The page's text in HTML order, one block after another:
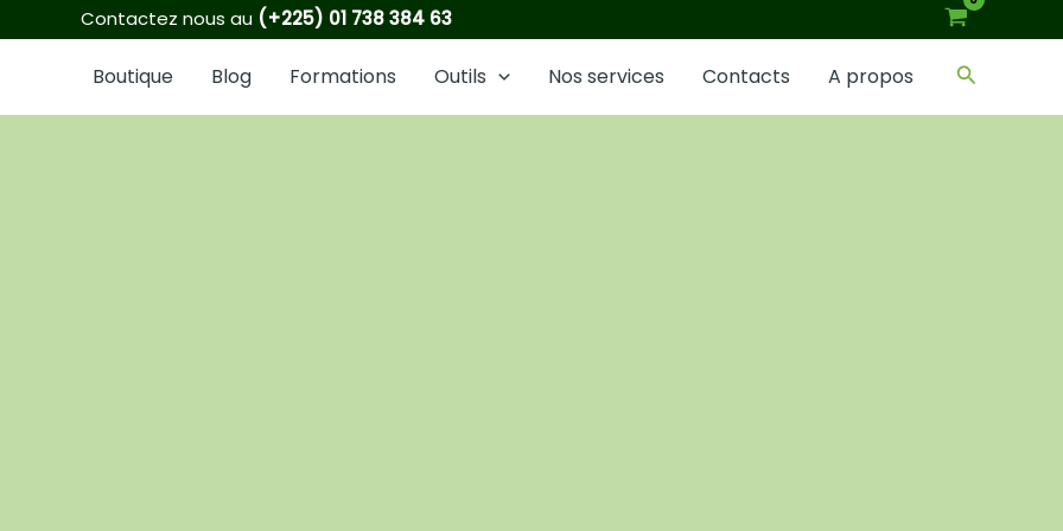
Contactez nous au (+225) 01 738 384 63
Boutique Blog Formations Outils Nos services Contacts A propos
8
produits
6
produits
2
produits
21
produits
6
produits
1
produit
5
produits
16
produits
3
produits